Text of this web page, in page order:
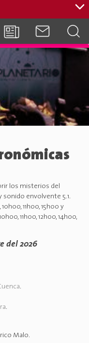
los misterios del
sonido envolvente 5.1.
11h00, 15h00 y
11h00, 12h00, 14h00,
del 2026
.
.
Malo.